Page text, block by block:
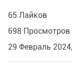
65 Лайков
698 Просмотров
29 Февраль